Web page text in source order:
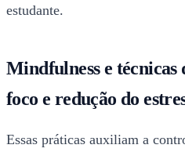
estudante.
Mindfulness e técnicas
foco e redução do
Essas práticas auxiliam a